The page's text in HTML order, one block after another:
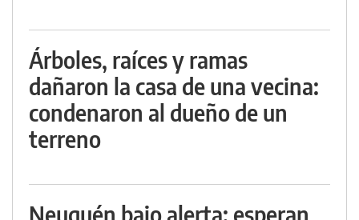
Árboles, raíces y ramas
dañaron la casa de una vecina:
condenaron al dueño de un
terreno
Neuquén bajo alerta: esperan